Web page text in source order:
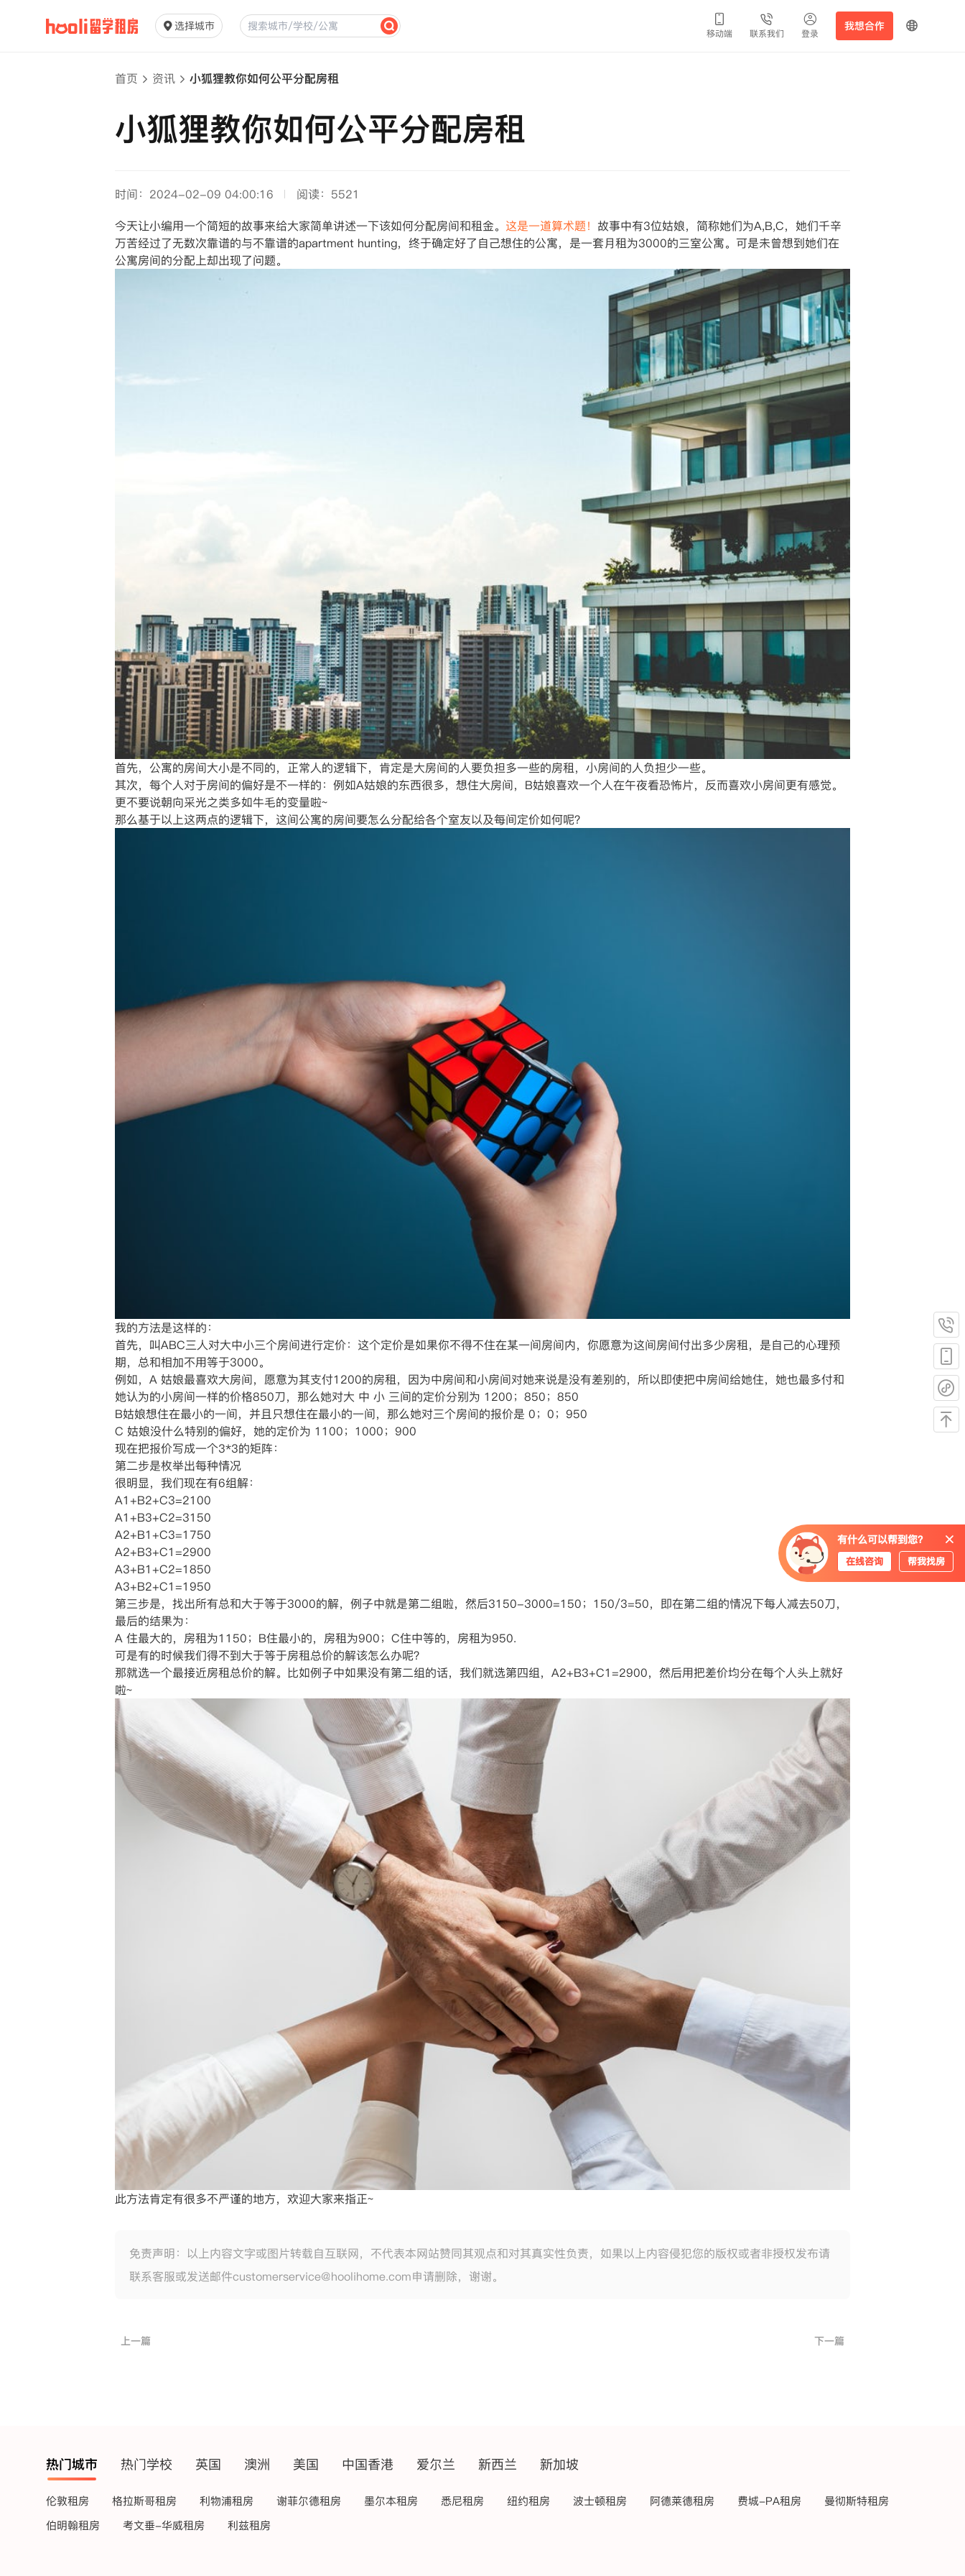
选择城市
移动端 联系我们 登录
我想合作
首页 资讯 小狐狸教你如何公平分配房租
小狐狸教你如何公平分配房租
时间：2024-02-09 04:00:16
阅读：5521
今天让小编用一个简短的故事来给大家简单讲述一下该如何分配房间和租金。 这是一道算术题！ 故事中有3位姑娘，简称她们为A,B,C，她们千辛
万苦经过了无数次靠谱的与不靠谱的apartment hunting，终于确定好了自己想住的公寓，是一套月租为3000的三室公寓。可是未曾想到她们在
公寓房间的分配上却出现了问题。
首先，公寓的房间大小是不同的，正常人的逻辑下，肯定是大房间的人要负担多一些的房租，小房间的人负担少一些。
其次，每个人对于房间的偏好是不一样的：例如A姑娘的东西很多，想住大房间，B姑娘喜欢一个人在午夜看恐怖片，反而喜欢小房间更有感觉。
更不要说朝向采光之类多如牛毛的变量啦~
那么基于以上这两点的逻辑下，这间公寓的房间要怎么分配给各个室友以及每间定价如何呢？
我的方法是这样的：
首先，叫ABC三人对大中小三个房间进行定价：这个定价是如果你不得不住在某一间房间内，你愿意为这间房间付出多少房租，是自己的心理预
期，总和相加不用等于3000。
例如，A 姑娘最喜欢大房间，愿意为其支付1200的房租，因为中房间和小房间对她来说是没有差别的，所以即使把中房间给她住，她也最多付和
她认为的小房间一样的价格850刀，那么她对大 中 小 三间的定价分别为 1200；850；850
B姑娘想住在最小的一间，并且只想住在最小的一间，那么她对三个房间的报价是 0；0；950
C 姑娘没什么特别的偏好，她的定价为 1100；1000；900
现在把报价写成一个3*3的矩阵：
第二步是枚举出每种情况
很明显，我们现在有6组解：
A1+B2+C3=2100
A1+B3+C2=3150
A2+B1+C3=1750
A2+B3+C1=2900
A3+B1+C2=1850
A3+B2+C1=1950
第三步是，找出所有总和大于等于3000的解，例子中就是第二组啦，然后3150-3000=150；150/3=50，即在第二组的情况下每人减去50刀，
最后的结果为：
A 住最大的，房租为1150；B住最小的，房租为900；C住中等的，房租为950.
可是有的时候我们得不到大于等于房租总价的解该怎么办呢？
那就选一个最接近房租总价的解。比如例子中如果没有第二组的话，我们就选第四组，A2+B3+C1=2900，然后用把差价均分在每个人头上就好
啦~
此方法肯定有很多不严谨的地方，欢迎大家来指正~
免责声明：以上内容文字或图片转载自互联网，不代表本网站赞同其观点和对其真实性负责，如果以上内容侵犯您的版权或者非授权发布请
联系客服或发送邮件customerservice@hoolihome.com申请删除，谢谢。
上一篇 下一篇
热门城市 热门学校 英国 澳洲 美国 中国香港 爱尔兰 新西兰 新加坡
伦敦租房 格拉斯哥租房 利物浦租房 谢菲尔德租房 墨尔本租房 悉尼租房 纽约租房 波士顿租房 阿德莱德租房 费城-PA租房
曼彻斯特租房
伯明翰租房
考文垂-华威租房 利兹租房
有什么可以帮到您？
在线咨询 帮我找房